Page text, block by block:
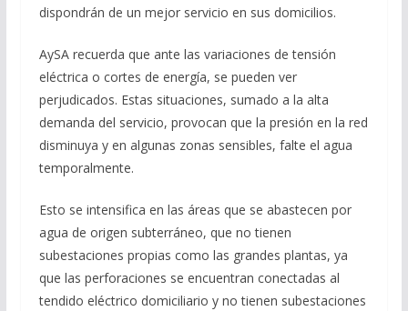
dispondrán de un mejor servicio en sus domicilios.
AySA recuerda que ante las variaciones de tensión
eléctrica o cortes de energía, se pueden ver
perjudicados. Estas situaciones, sumado a la alta
demanda del servicio, provocan que la presión en la red
disminuya y en algunas zonas sensibles, falte el agua
temporalmente.
Esto se intensifica en las áreas que se abastecen por
agua de origen subterráneo, que no tienen
subestaciones propias como las grandes plantas, ya
que las perforaciones se encuentran conectadas al
tendido eléctrico domiciliario y no tienen subestaciones